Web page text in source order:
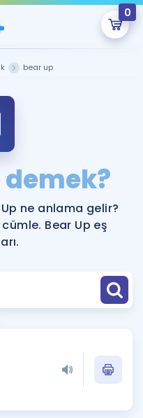
0
Boş.
onlarca eğitim seni
bear up
demek?
ne anlama gelir?
Bear Up eş